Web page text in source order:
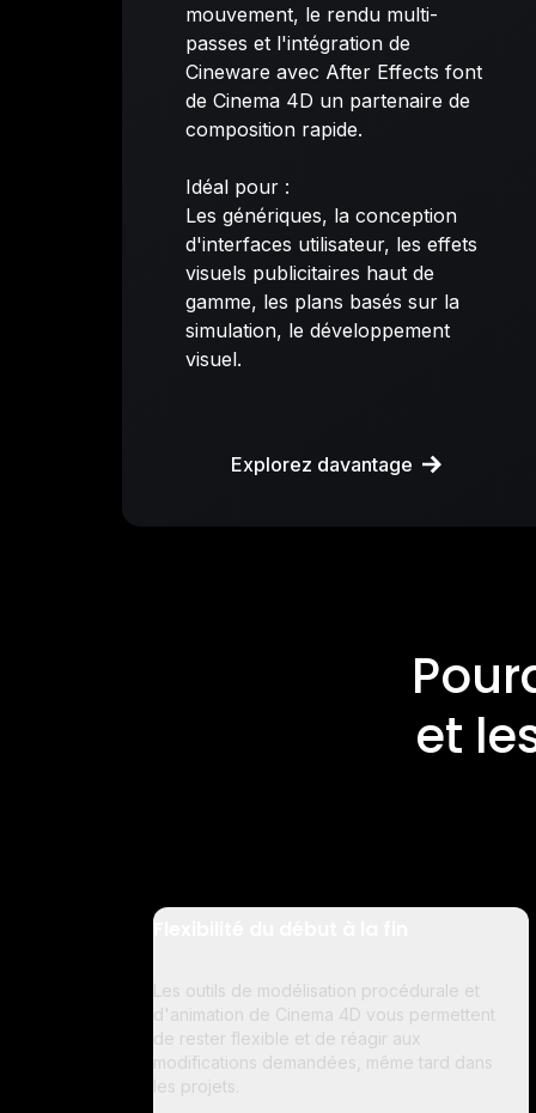
mouvement, le rendu multi-
passes et l'intégration de
Cineware avec After Effects font
de Cinema 4D un partenaire de
composition rapide.
Idéal pour :
Les génériques, la conception
d'interfaces utilisateur, les effets
visuels publicitaires haut de
gamme, les plans basés sur la
simulation, le développement
visuel.
Explorez davantage
et
Les outils de modélisation procédurale et
d'animation de Cinema 4D vous permettent
de rester flexible et de réagir aux
modifications demandées, même tard dans
les projets.